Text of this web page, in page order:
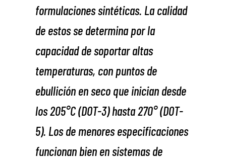
formulaciones sintéticas. La calidad
de estos se determina por la
capacidad de soportar altas
temperaturas, con puntos de
ebullición en seco que inician desde
los 205°C (DOT-3) hasta 270° (DOT-
5). Los de menores especificaciones
funcionan bien en sistemas de